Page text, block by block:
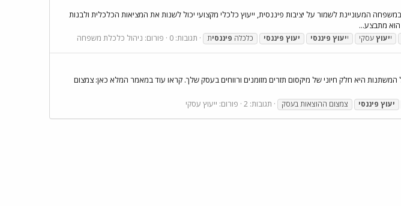
המעוניינת לשמור על יציבות פיננסית, ייעוץ כלכלי מקצועי יכול לשנות את המציאות הכלכלית ולבנות
הוא מתבצע...
ייעוץעסקי ייעוץ פיננסי יעוץ פיננסי כלכלה פיננסית תגובות: 0 פורום: ניהול כלכלת משפחה
היא חלק חיוני של מיקסום תזרים מזומנים ורווחים בעסק שלך. קראו עוד במאמר המלא כאן: צמצום
יעוץ פיננסי צמצום ההוצאות בעסק תגובות: 2 פורום: ייעוץ עסקי